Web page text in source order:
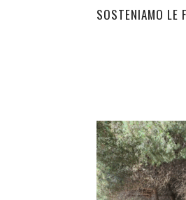
SOSTENIAMO LE